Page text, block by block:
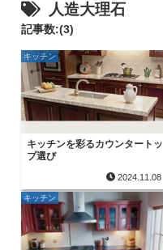
人造大理石
記事数:(3)
キッチン
キッチンを彩るカウンタートッ
プ選び
2024.11.08
キッチン